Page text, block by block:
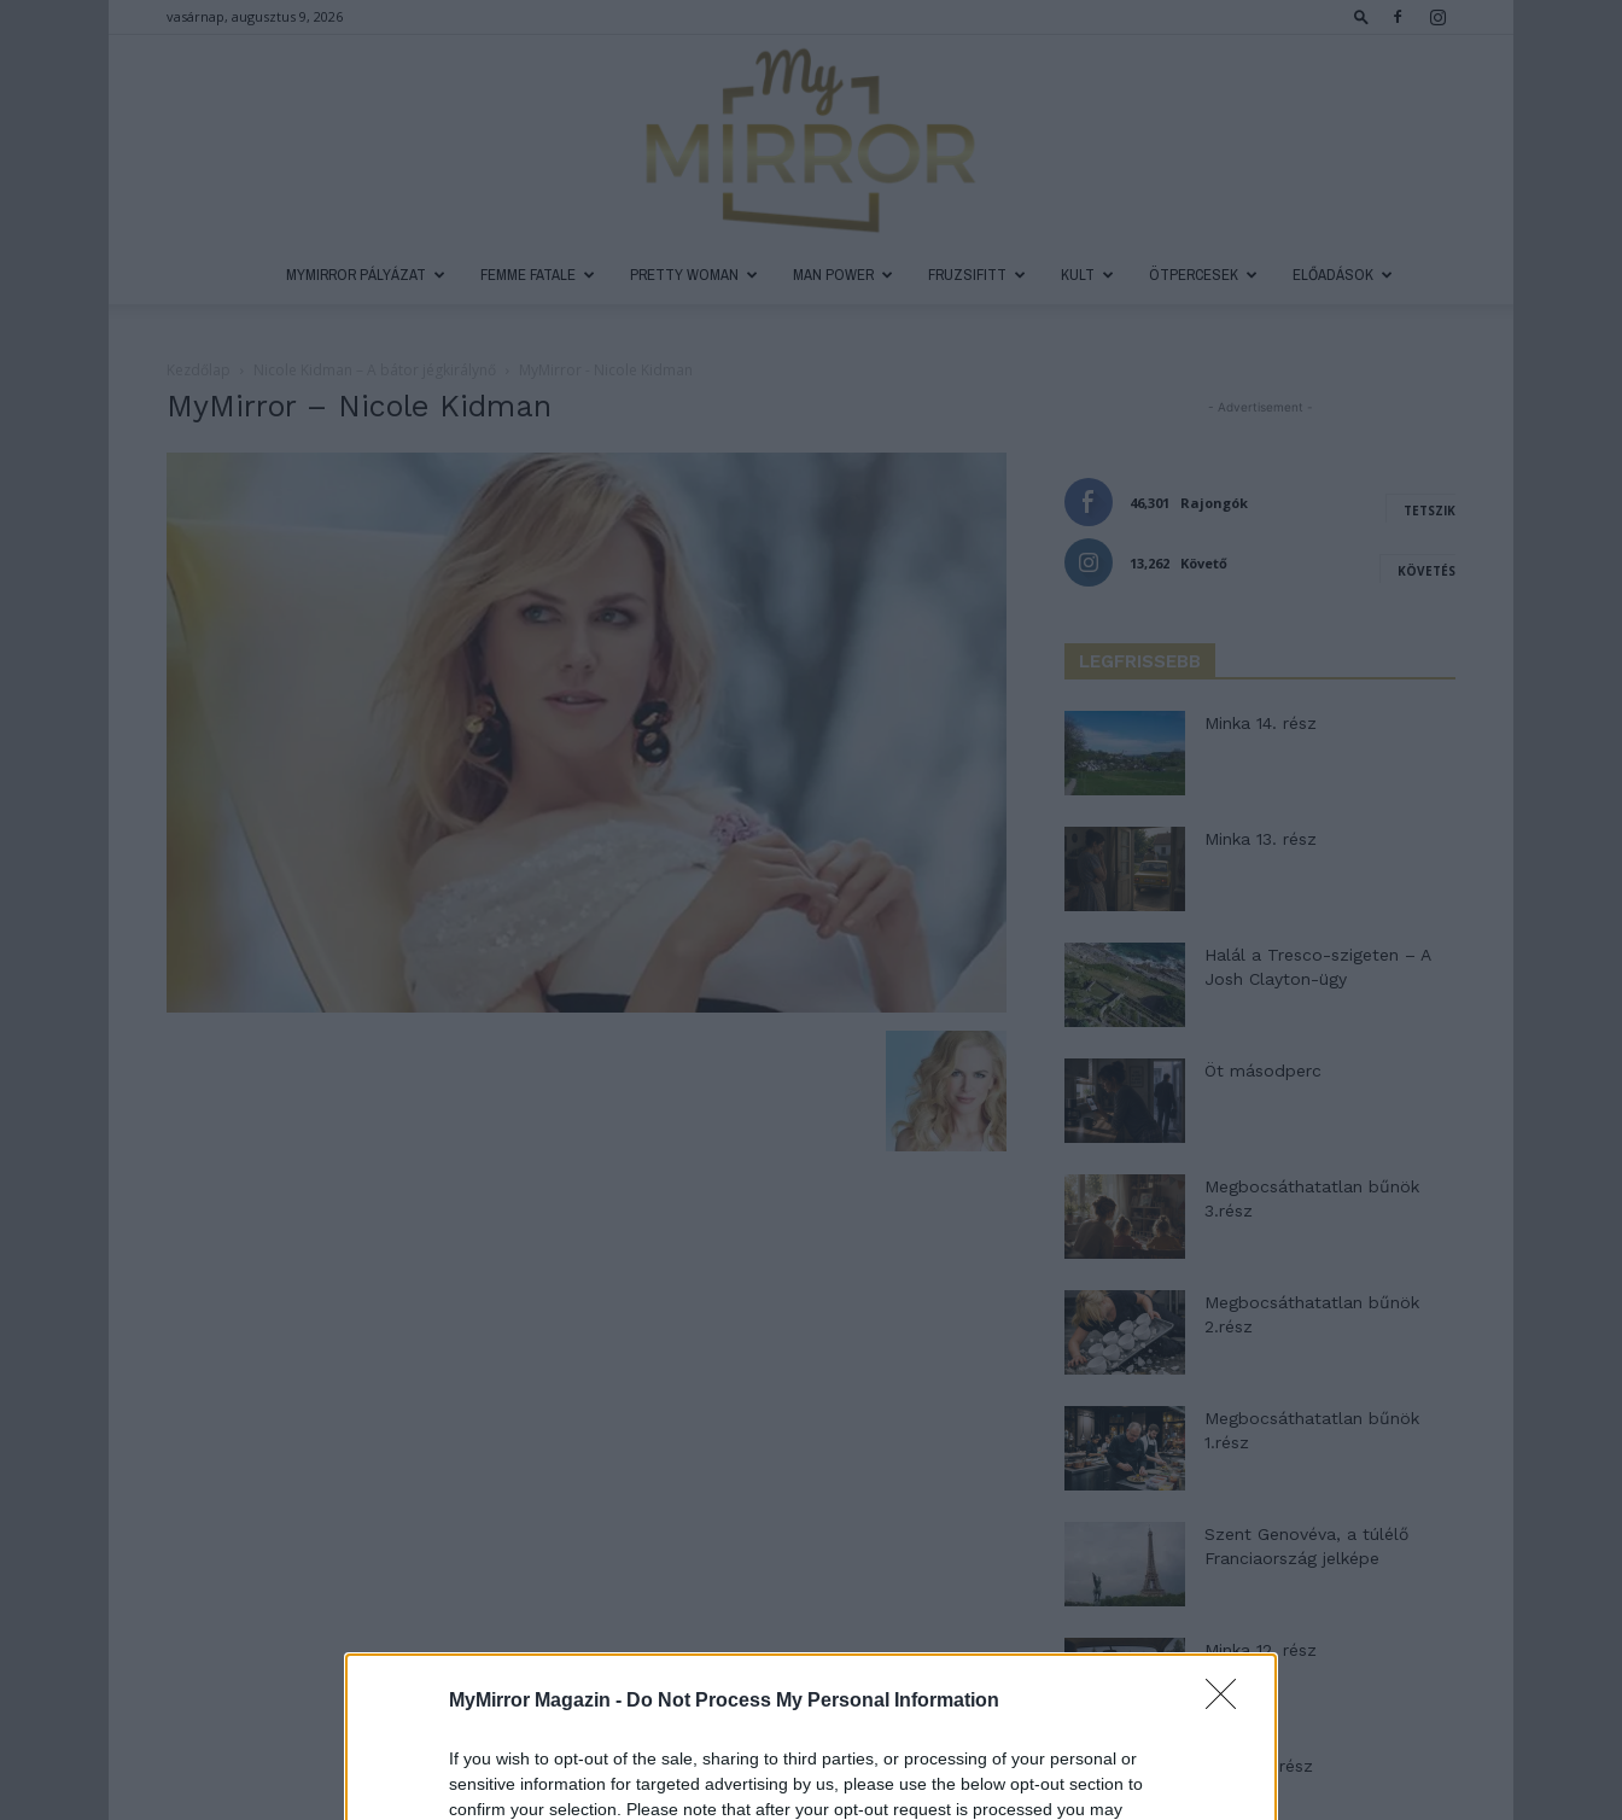
MyMirror Magazin - Do Not Process My Personal Information
If you wish to opt-out of the sale, sharing to third parties, or processing of your personal or
sensitive information for targeted advertising by us, please use the below opt-out section to
confirm your selection. Please note that after your opt-out request is processed you may
vasárnap, augusztus 9, 2026
MYMIRROR PÁLYÁZAT FEMME FATALE PRETTY WOMAN MAN POWER FRUZSIFITT KULT ÖTPERCESEK ELŐADÁSOK
MyMirror – Nicole Kidman - Advertisement -
46,301 Rajongók TETSZIK
13,262 Követő KÖVETÉS
LEGFRISSEBB
Minka 14. rész
Minka 13. rész
Halál a Tresco-szigeten – A
Josh Clayton-ügy
Öt másodperc
Megbocsáthatatlan bűnök
3.rész
Megbocsáthatatlan bűnök
2.rész
Megbocsáthatatlan bűnök
1.rész
Szent Genovéva, a túlélő
Franciaország jelképe
Minka 12. rész
Minka 11. rész